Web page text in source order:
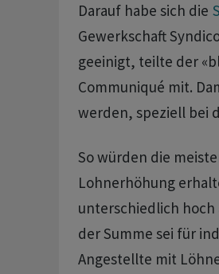
Darauf habe sich die
Gewerkschaft
geeinigt, teilte der
Communiqué mit.
werden, speziell bei
So würden die
Lohnerhöhung
unterschiedlich hoch
der Summe sei für
Angestellte mit